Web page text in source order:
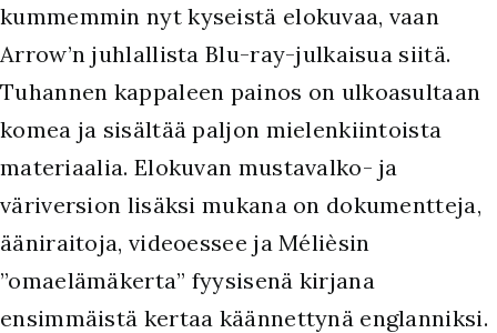
kummemmin nyt kyseistä elokuvaa, vaan
Arrow’n juhlallista Blu-ray-julkaisua siitä.
Tuhannen kappaleen painos on ulkoasultaan
komea ja sisältää paljon mielenkiintoista
materiaalia. Elokuvan mustavalko- ja
väriversion lisäksi mukana on dokumentteja,
ääniraitoja, videoessee ja Mélièsin
”omaelämäkerta” fyysisenä kirjana
ensimmäistä kertaa käännettynä englanniksi.